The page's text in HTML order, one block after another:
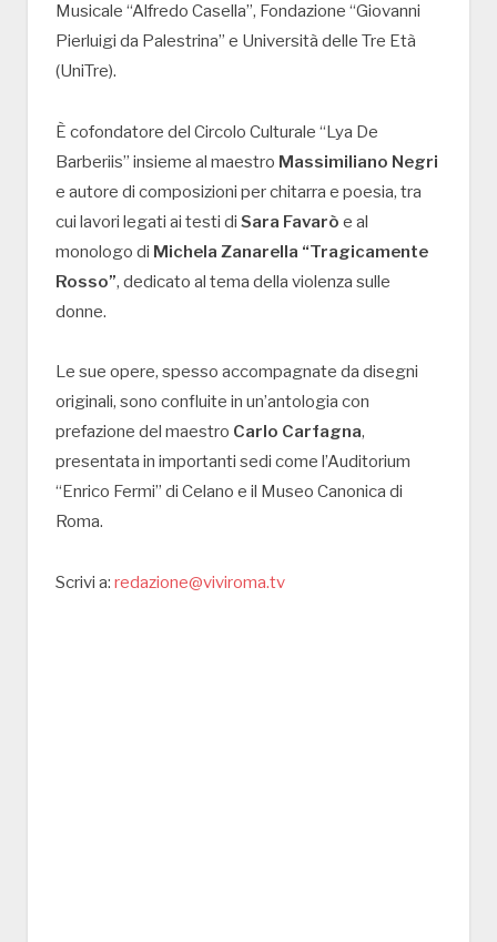
Musicale “Alfredo Casella”, Fondazione “Giovanni
Pierluigi da Palestrina” e Università delle Tre Età
(UniTre).
È cofondatore del Circolo Culturale “Lya De
Barberiis” insieme al maestro Massimiliano Negri
e autore di composizioni per chitarra e poesia, tra
cui lavori legati ai testi di Sara Favarò e al
monologo di Michela Zanarella “Tragicamente
Rosso”, dedicato al tema della violenza sulle
donne.
Le sue opere, spesso accompagnate da disegni
originali, sono confluite in un’antologia con
prefazione del maestro Carlo Carfagna,
presentata in importanti sedi come l’Auditorium
“Enrico Fermi” di Celano e il Museo Canonica di
Roma.
Scrivi a: redazione@viviroma.tv